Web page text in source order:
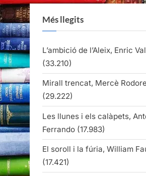
Més llegits
L’ambició de l’Aleix, Enric
(33.210)
Mirall trencat, Mercè
(29.222)
Les llunes i els calàpets,
Ferrando (17.983)
El soroll i la fúria, William
(17.421)